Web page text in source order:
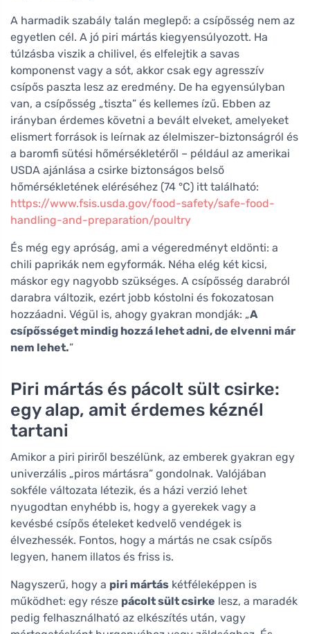
A harmadik szabály talán meglepő: a csípősség nem az
egyetlen cél. A jó piri mártás kiegyensúlyozott. Ha
túlzásba viszik a chilivel, és elfelejtik a savas
komponenst vagy a sót, akkor csak egy agresszív
csípős paszta lesz az eredmény. De ha egyensúlyban
van, a csípősség „tiszta” és kellemes ízű. Ebben az
irányban érdemes követni a bevált elveket, amelyeket
elismert források is leírnak az élelmiszer-biztonságról és
a baromfi sütési hőmérsékletéről – például az amerikai
USDA ajánlása a csirke biztonságos belső
hőmérsékletének eléréséhez (74 °C) itt található:
https://www.fsis.usda.gov/food-safety/safe-food-
handling-and-preparation/poultry
És még egy apróság, ami a végeredményt eldönti: a
chili paprikák nem egyformák. Néha elég két kicsi,
máskor egy nagyobb szükséges. A csípősség darabról
darabra változik, ezért jobb kóstolni és fokozatosan
hozzáadni. Végül is, ahogy gyakran mondják: „A
csípősséget mindig hozzá lehet adni, de elvenni már
nem lehet.”
Piri mártás és pácolt sült csirke:
egy alap, amit érdemes kéznél
tartani
Amikor a piri piriről beszélünk, az emberek gyakran egy
univerzális „piros mártásra” gondolnak. Valójában
sokféle változata létezik, és a házi verzió lehet
nyugodtan enyhébb is, hogy a gyerekek vagy a
kevésbé csípős ételeket kedvelő vendégek is
élvezhessék. Fontos, hogy a mártás ne csak csípős
legyen, hanem illatos és friss is.
Nagyszerű, hogy a piri mártás kétféleképpen is
működhet: egy része pácolt sült csirke lesz, a maradék
pedig felhasználható az elkészítés után, vagy